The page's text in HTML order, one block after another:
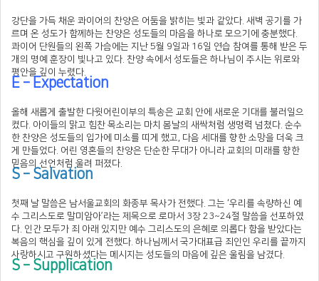
강단을 가득 채운 콰이어의 찬양은 어둠을 밝히는 빛과 같았다. 새벽 공기를 가
르며 온 성도가 함께하는 찬양은 성도들의 마음을 하나로 모으기에 충분했다.
콰이어 단원들의 왼쪽 가슴에는 지난 5월 9일과 16일 연습 참여를 통해 받은 두
개의 명예 훈장이 빛나고 있다. 찬양 속에서 성도들은 하나님이 주시는 위로와
평안을 깊이 누렸다.
E – Expectation
올해 새롭게 출발한 다윗어린이부의 특송은 교회 안에 새로운 기대를 불러일으
켰다. 아이들의 맑고 힘찬 목소리는 마치 봄날의 새싹처럼 생명력 넘쳤다. 순수
한 찬양은 성도들의 입가에 미소를 띠게 했고, 다음 세대를 향한 소망을 더욱 크
게 만들었다. 어린 영혼들의 찬양은 단순한 무대가 아니라 교회의 미래를 향한
믿음의 선언처럼 울려 퍼졌다.
S – Salvation
첫째 날 말씀은 남서울교회의 화종부 목사가 전했다. 그는 ‘우리를 속량하신 예
수 그리스도로 말미암아’라는 제목으로 로마서 3장 23~24절 말씀을 선포하였
다. 인간 모두가 죄 아래 있지만 예수 그리스도의 은혜로 의롭다 함을 받았다는
복음의 핵심을 깊이 있게 전했다. 하나님께서 국가대표급 죄인인 우리를 끝까지
사랑하시고 구원하셨다는 메시지는 성도들의 마음에 깊은 울림을 남겼다.
S – Supplication